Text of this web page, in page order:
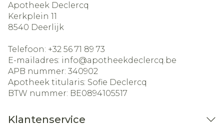
Apotheek Declercq
Kerkplein 11
8540 Deerlijk
Telefoon: +32 56 71 89 73
E-mailadres: info@apotheekdeclercq.be
APB nummer: 340902
Apotheek titularis: Sofie Declercq
BTW nummer: BE0894105517
Klantenservice